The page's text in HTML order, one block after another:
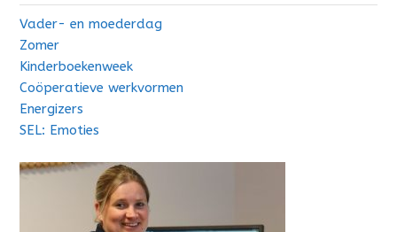
Vader- en moederdag
Zomer
Kinderboekenweek
Coöperatieve werkvormen
Energizers
SEL: Emoties